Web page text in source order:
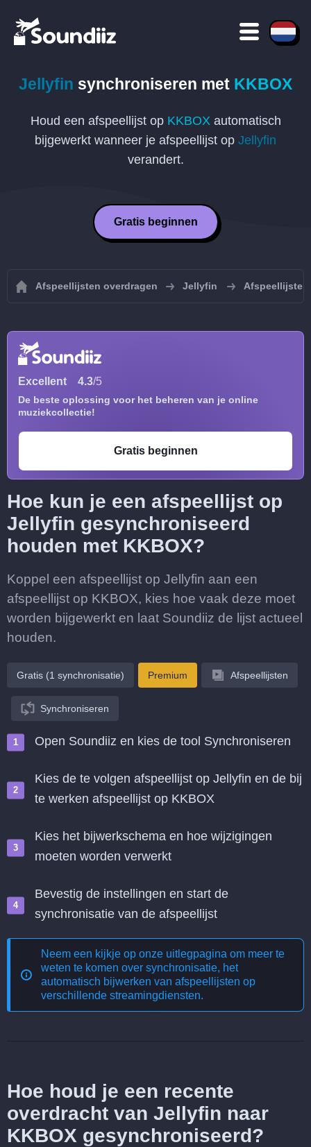
Jellyfin synchroniseren met KKBOX
Houd een afspeellijst op KKBOXautomatisch
bijgewerkt wanneer je afspeellijst op Jellyfin
verandert.
Gratis beginnen
Afspeellijsten overdragen Jellyfin
Excellent 4.3/5
De beste oplossing voor het beheren van je online
muziekcollectie!
Gratis beginnen
Hoe kun je een afspeellijst op
Jellyfin gesynchroniseerd
houden met KKBOX?
Koppel een afspeellijst op Jellyfin aan een
afspeellijst op KKBOX, kies hoe vaak deze moet
worden bijgewerkt en laat Soundiiz de lijst actueel
houden.
Gratis (1 synchronisatie) Premium Afspeellijsten
Synchroniseren
Open Soundiiz en kies de tool Synchroniseren
Kies de te volgen afspeellijst op Jellyfin en de bij
te werken afspeellijst op KKBOX
Kies het bijwerkschema en hoe wijzigingen
moeten worden verwerkt
Bevestig de instellingen en start de
synchronisatie van de afspeellijst
Neem een kijkje op onze uitlegpagina om meer te
weten te komen over synchronisatie, het
automatisch bijwerken van afspeellijsten op
verschillende streamingdiensten.
Hoe houd je een recente
overdracht van Jellyfin naar
KKBOX gesynchroniseerd?